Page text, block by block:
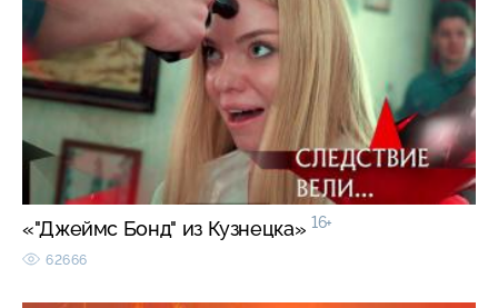
«"Джеймс Бонд" из Кузнецка» 16+
62666